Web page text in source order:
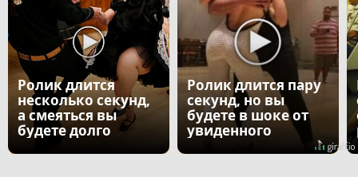
Ролик длится
несколько секунд,
а смеяться вы
будете долго
Ролик длится пару
секунд, но вы
будете в шоке от
увиденного